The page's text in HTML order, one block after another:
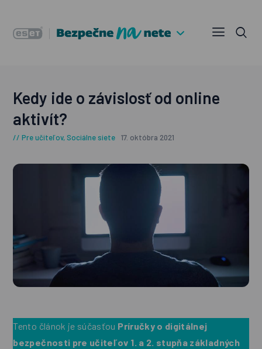
Kedy ide o závislosť od online
aktivít?
Pre učiteľov,Sociálne siete 17. októbra 2021
Tento článok je súčasťou Príručky o digitálnej
bezpečnosti pre učiteľov 1. a 2. stupňa základných